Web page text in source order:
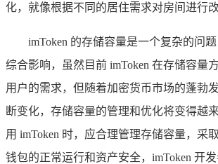
化，就像根据不同的居住需求对房间进行
imToken 的存储容量是一个复杂的问
综合影响，虽然目前 imToken 在存储容量
用户的需求，但随着加密货币市场的蓬勃
断变化，存储容量的管理和优化将变得越
用 imToken 时，应合理管理存储容量，采
钱包的正常运行和资产安全，imToken 开